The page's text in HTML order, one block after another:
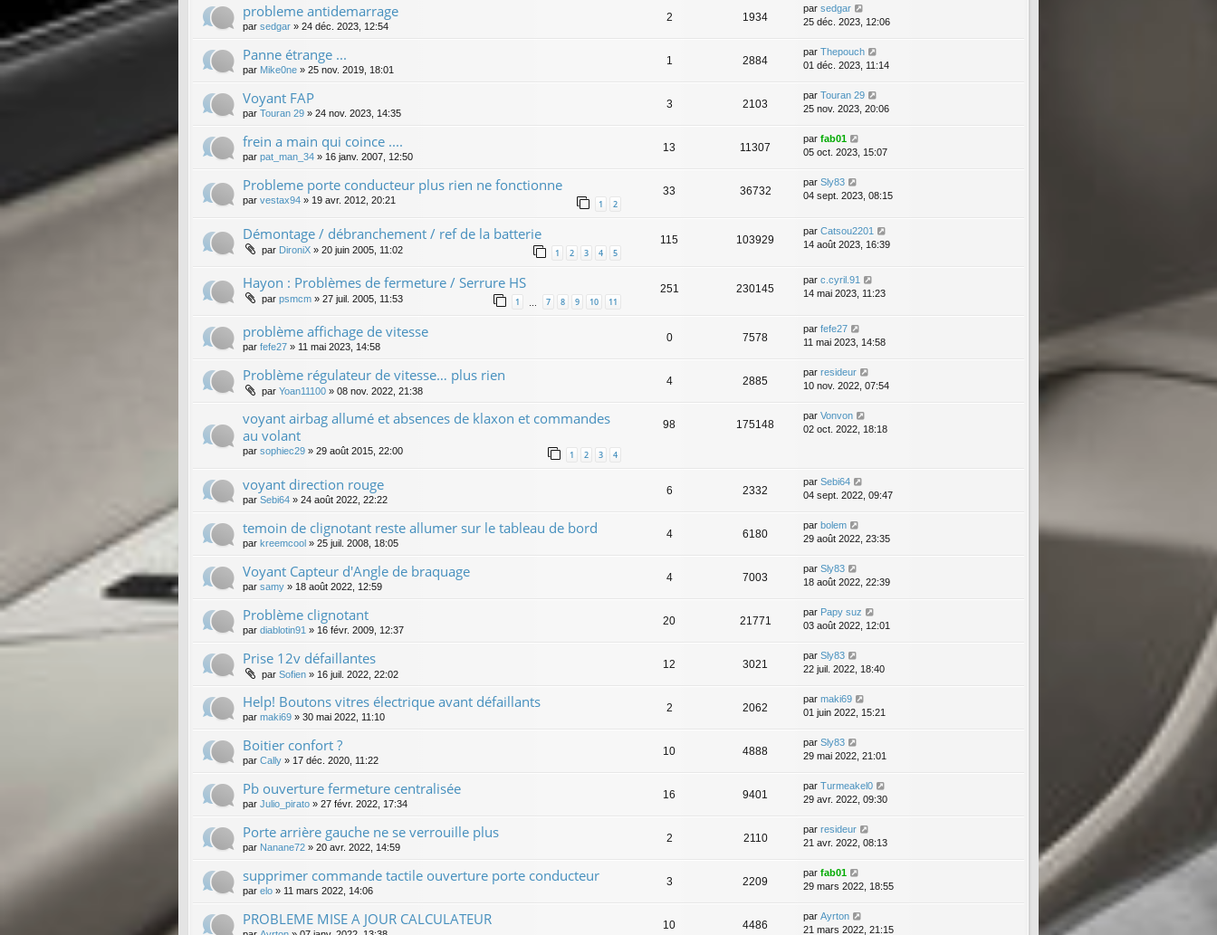
probleme antidemarrage
par sedgar » 24 déc. 2023, 12:54
2 1934
par sedgar
25 déc. 2023, 12:06
Panne étrange ...
par Mike0ne » 25 nov. 2019, 18:01
1 2884
par Thepouch
01 déc. 2023, 11:14
Voyant FAP
par Touran 29 » 24 nov. 2023, 14:35
3 2103
par Touran 29
25 nov. 2023, 20:06
frein a main qui coince ....
par pat_man_34 » 16 janv. 2007, 12:50
13 11307
par fab01
05 oct. 2023, 15:07
Probleme porte conducteur plus rien ne fonctionne
par vestax94 » 19 avr. 2012, 20:21 1 2
33 36732
par Sly83
04 sept. 2023, 08:15
Démontage / débranchement / ref de la batterie
par DironiX » 20 juin 2005, 11:02 1 2 3 4 5
115 103929
par Catsou2201
14 août 2023, 16:39
Hayon : Problèmes de fermeture / Serrure HS
par psmcm » 27 juil. 2005, 11:53 1 … 7 8 9 10 11
251 230145
par c.cyril.91
14 mai 2023, 11:23
problème affichage de vitesse
par fefe27 » 11 mai 2023, 14:58
0 7578
par fefe27
11 mai 2023, 14:58
Problème régulateur de vitesse… plus rien
par Yoan11100 » 08 nov. 2022, 21:38
4 2885
par resideur
10 nov. 2022, 07:54
voyant airbag allumé et absences de klaxon et commandes
au volant
par sophiec29 » 29 août 2015, 22:00 1 2 3 4
98 175148
par Vonvon
02 oct. 2022, 18:18
voyant direction rouge
par Sebi64 » 24 août 2022, 22:22
6 2332
par Sebi64
04 sept. 2022, 09:47
temoin de clignotant reste allumer sur le tableau de bord
par kreemcool » 25 juil. 2008, 18:05
4 6180
par bolem
29 août 2022, 23:35
Voyant Capteur d'Angle de braquage
par samy » 18 août 2022, 12:59
4 7003
par Sly83
18 août 2022, 22:39
Problème clignotant
par diablotin91 » 16 févr. 2009, 12:37
20 21771
par Papy suz
03 août 2022, 12:01
Prise 12v défaillantes
par Sofien » 16 juil. 2022, 22:02
12 3021
par Sly83
22 juil. 2022, 18:40
Help! Boutons vitres électrique avant défaillants
par maki69 » 30 mai 2022, 11:10
2 2062
par maki69
01 juin 2022, 15:21
Boitier confort ?
par Cally » 17 déc. 2020, 11:22
10 4888
par Sly83
29 mai 2022, 21:01
Pb ouverture fermeture centralisée
par Julio_pirato » 27 févr. 2022, 17:34
16 9401
par Turmeakel0
29 avr. 2022, 09:30
Porte arrière gauche ne se verrouille plus
par Nanane72 » 20 avr. 2022, 14:59
2 2110
par resideur
21 avr. 2022, 08:13
supprimer commande tactile ouverture porte conducteur
par elo » 11 mars 2022, 14:06
3 2209
par fab01
29 mars 2022, 18:55
PROBLEME MISE A JOUR CALCULATEUR 10 4486
par Ayrton
21 mars 2022, 21:15